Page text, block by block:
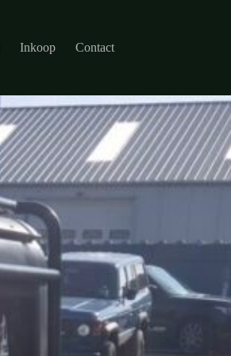
Inkoop Contact